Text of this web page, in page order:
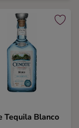
Tequila Blanco